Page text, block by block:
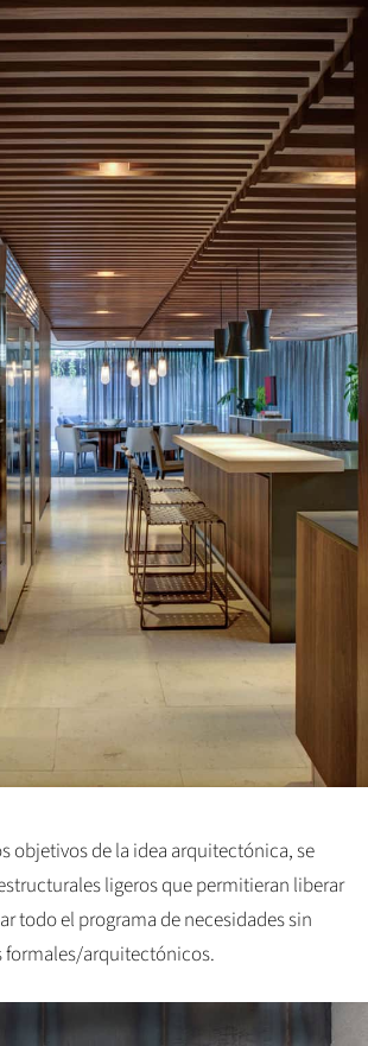
objetivos de la idea arquitectónica, se
ligeros que permitieran liberar
todo el programa de necesidades sin
formales/arquitectónicos.